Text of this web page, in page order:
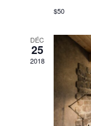
$50
DÉC
25
2018